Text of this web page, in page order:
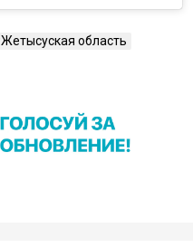
Жетысуская область